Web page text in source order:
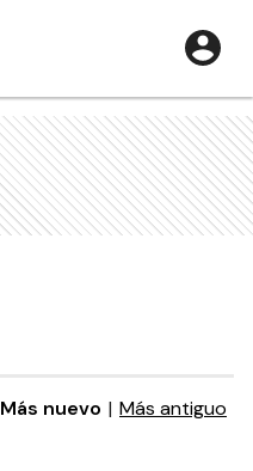
Más nuevo | Más antiguo